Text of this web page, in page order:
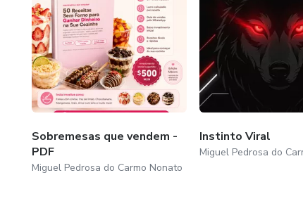
Sobremesas que vendem -
PDF
Miguel Pedrosa do Carmo Nonato
Instinto Viral
Miguel Pedrosa do